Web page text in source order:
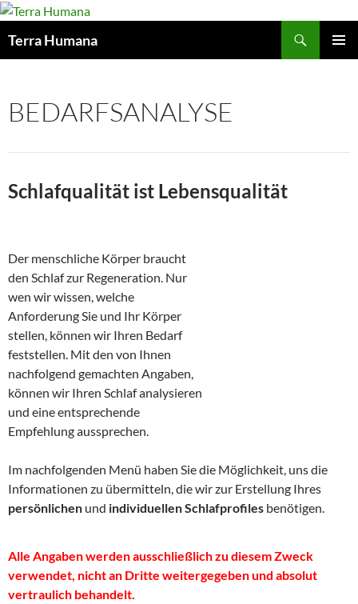
Zum
springen
Terra Humana
BEDARFSANALYSE
Schlafqualität ist Lebensqualität
Der menschliche Körper braucht
den Schlaf zur Regeneration. Nur
wen wir wissen, welche
Anforderung Sie und Ihr Körper
stellen, können wir Ihren Bedarf
feststellen. Mit den von Ihnen
nachfolgend gemachten Angaben,
können wir Ihren Schlaf analysieren
und eine entsprechende
Empfehlung aussprechen.
Im nachfolgenden Menü haben Sie die Möglichkeit, uns die
Informationen zu übermitteln, die wir zur Erstellung Ihres
persönlichen und individuellen Schlafprofiles benötigen.
Alle Angaben werden ausschließlich zu diesem Zweck
verwendet, nicht an Dritte weitergegeben und absolut
vertraulich behandelt.